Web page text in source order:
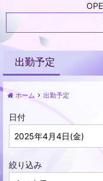
出勤予定
ホーム 出勤予定
日付
絞り込み